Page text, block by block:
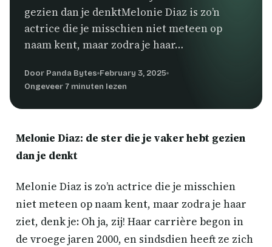
gezien dan je denktMelonie Diaz is zo’n
actrice die je misschien niet meteen op
naam kent, maar zodra je haar…
Door Panda Bytes February 3, 2025
Ongeveer 7 minuten lezen
Melonie Diaz: de ster die je vaker hebt gezien
dan je denkt
Melonie Diaz is zo’n actrice die je misschien
niet meteen op naam kent, maar zodra je haar
ziet, denk je: Oh ja, zij! Haar carrière begon in
de vroege jaren 2000, en sindsdien heeft ze zich